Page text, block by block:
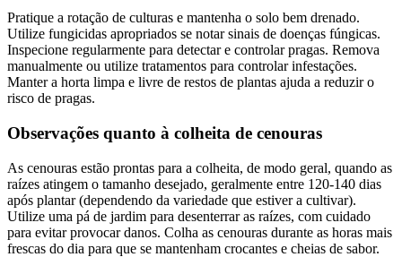
Pratique a rotação de culturas e mantenha o solo bem drenado.
Utilize fungicidas apropriados se notar sinais de doenças fúngicas.
Inspecione regularmente para detectar e controlar pragas. Remova
manualmente ou utilize tratamentos para controlar infestações.
Manter a horta limpa e livre de restos de plantas ajuda a reduzir o
risco de pragas.
Observações quanto à colheita de cenouras
As cenouras estão prontas para a colheita, de modo geral, quando as
raízes atingem o tamanho desejado, geralmente entre 120-140 dias
após plantar (dependendo da variedade que estiver a cultivar).
Utilize uma pá de jardim para desenterrar as raízes, com cuidado
para evitar provocar danos. Colha as cenouras durante as horas mais
frescas do dia para que se mantenham crocantes e cheias de sabor.